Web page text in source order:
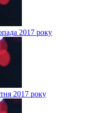
2017 року
2017 року